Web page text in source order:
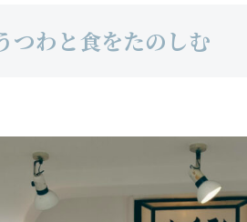
つわと食をたのしむ